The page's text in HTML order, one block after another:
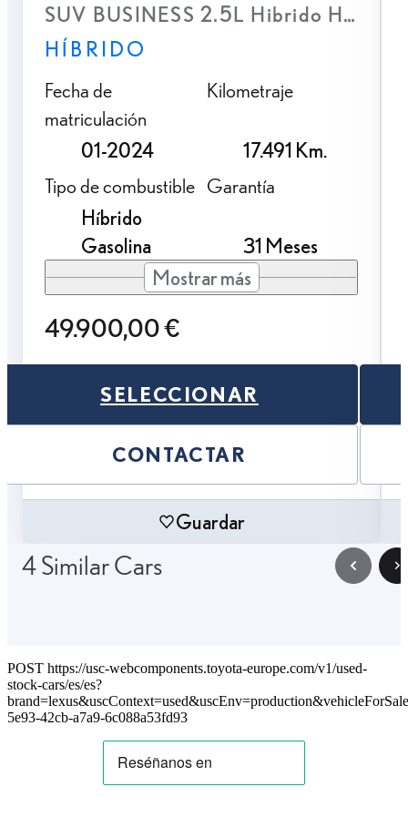
SUV BUSINESS 2.5L Hibrido HEV
HÍBRIDO
Fecha de
matriculación
01-2024
Kilometraje
17.491 Km.
Tipo de combustible
Híbrido
Gasolina
Garantía
31 Meses
Mostrar más
49.900,00 €
SELECCIONAR
CONTACTAR
Guardar
4 Similar Cars
POST https://usc-webcomponents.toyota-europe.com/v1/used-
stock-cars/es/es?
5e93-42cb-a7a9-6c088a53fd93